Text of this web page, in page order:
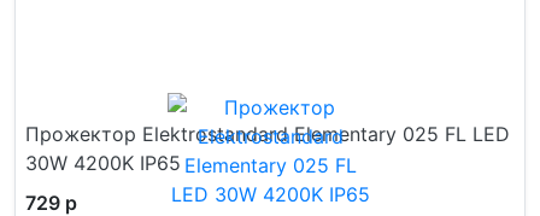
Прожектор Elektrostandard Elementary 025 FL LED
30W 4200K IP65
729 р